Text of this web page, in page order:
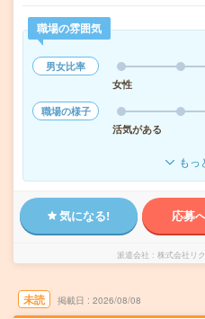
職場の雰囲気
男女比率
女性
職場の様子
活気がある
もっ
気になる! 応募
派遣会社 株式会社リ
未読 掲載日 2026/08/08